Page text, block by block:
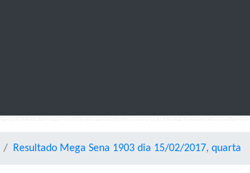
Resultado Mega Sena 1903 dia 15/02/2017, quarta